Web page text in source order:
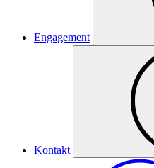
Engagement
Kontakt